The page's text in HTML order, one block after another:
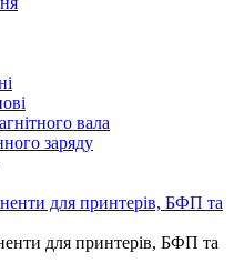
вала
заряду
для принтерів, БФП та
для принтерів, БФП та